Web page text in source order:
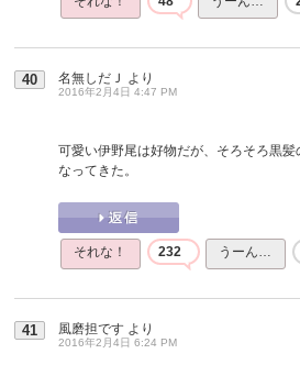
40 名無しだＪ より
2016年2月4日 4:47 PM
可愛い伊野尾は好物だが、そろそろ黒髪
なってきた。
それな！ 232 うーん…
41 風磨担です より
2016年2月4日 6:24 PM